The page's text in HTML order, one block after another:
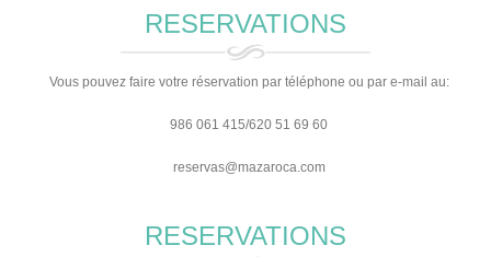
RESERVATIONS
Vous pouvez faire votre réservation par téléphone ou par e-mail au:
986 061 415/620 51 69 60
reservas@mazaroca.com
RESERVATIONS